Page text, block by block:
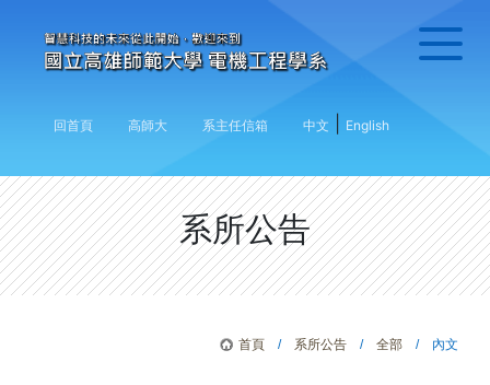
回首頁 高師大 系主任信箱 中文 English
系所公告
首頁 / 系所公告 /全部 / 內文